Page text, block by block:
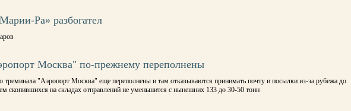
Ра» разбогател
Москва" по-прежнему переполнены
треминала "Аэропорт Москва" еще переполнены и там отказываются принимать почту и посылки из-за рубежа до
скопившихся на складах отправлений не уменьшится с нынешних 133 до 30-50 тонн